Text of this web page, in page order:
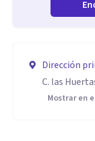
Dirección
C. las
Mostrar en